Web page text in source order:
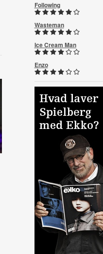
Following
Wasteman
Ice Cream Man
Enzo